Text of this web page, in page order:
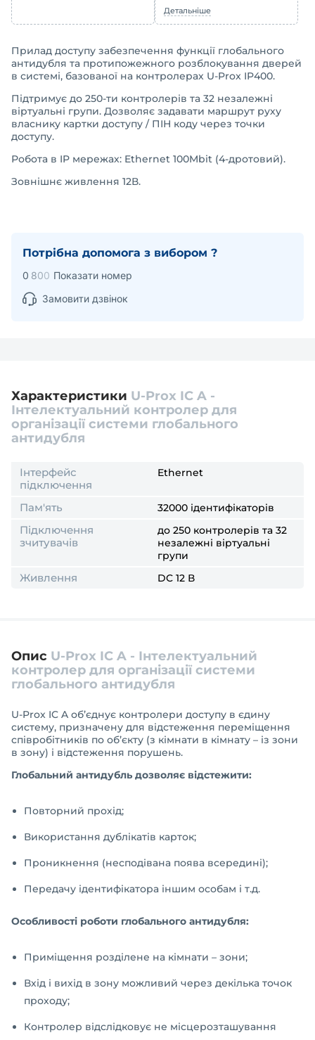
Детальніше
Прилад доступу забезпечення функції глобального
антидубля та протипожежного розблокування дверей
в системі, базованої на контролерах U-Prox IP400.
Підтримує до 250-ти контролерів та 32 незалежні
віртуальні групи. Дозволяє задавати маршрут руху
власнику картки доступу / ПІН коду через точки
доступу.
Робота в IP мережах: Ethernet 100Mbit (4-дротовий).
Зовнішнє живлення 12В.
Потрібна допомога з вибором ?
0 800 Показати номер
Замовити дзвінок
Характеристики U-Prox IC A -
Інтелектуальний контролер для
організації системи глобального
антидубля
Інтерфейс
підключення
Ethernet
Пам'ять 32000 ідентифікаторів
Підключення
зчитувачів
до 250 контролерів та 32
незалежні віртуальні
групи
Живлення DC 12 В
Опис U-Prox IC A - Інтелектуальний
контролер для організації системи
глобального антидубля
U-Prox IC A об’єднує контролери доступу в єдину
систему, призначену для відстеження переміщення
співробітників по об’єкту (з кімнати в кімнату – із зони
в зону) і відстеження порушень.
Глобальний антидубль дозволяє відстежити:
Повторний прохід;
Використання дублікатів карток;
Проникнення (несподівана поява всередині);
Передачу ідентифікатора іншим особам і т.д.
Особливості роботи глобального антидубля:
Приміщення розділене на кімнати – зони;
Вхід і вихід в зону можливий через декілька точок
проходу;
Контролер відслідковує не місцерозташування